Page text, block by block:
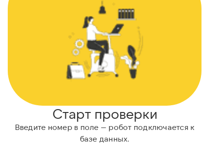
Старт проверки
Введите номер в поле — робот подключается к
базе данных.